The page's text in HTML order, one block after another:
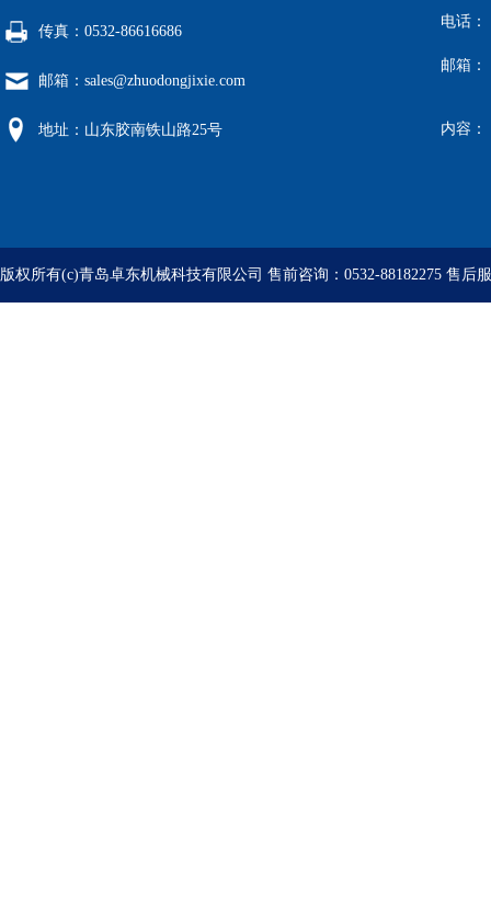
传真：0532-86616686
邮箱：sales@zhuodongjixie.com
地址：山东胶南铁山路25号
电话：
邮箱：
内容：
版权所有(c)青岛卓东机械科技有限公司 售前咨询：0532-88182275 售后